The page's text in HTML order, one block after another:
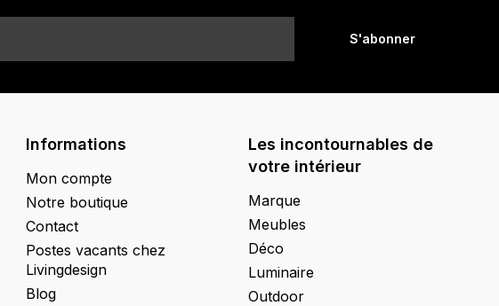
S'abonner
Informations
Mon compte
Notre boutique
Contact
Postes vacants chez
Livingdesign
Blog
Les incontournables de
votre intérieur
Marque
Meubles
Déco
Luminaire
Outdoor